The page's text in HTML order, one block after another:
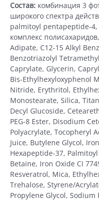
Состав: комбинация 3
широкого спектра
palmitoyl pentapeptide-4,
комплекс
Adipate, C12-15 Alkyl
Benzotriazolyl
Caprylate, Glycerin,
Bis-Ethylhexyloxyphenol
Nitride, Erythritol,
Monostearate, Silica,
Decyl Glucoside,
PEG-8 Ester, Disodium
Polyacrylate, Tocopheryl
Juice, Butylene Glycol,
Hexapeptide-37,
Betaine, Iron Oxide CI
Resveratrol, Mica,
Trehalose, Styrene/
Propylene Glycol, Sodium